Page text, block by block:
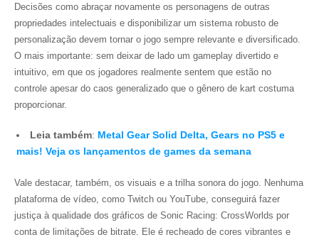
Decisões como abraçar novamente os personagens de outras
propriedades intelectuais e disponibilizar um sistema robusto de
personalização devem tornar o jogo sempre relevante e diversificado.
O mais importante: sem deixar de lado um gameplay divertido e
intuitivo, em que os jogadores realmente sentem que estão no
controle apesar do caos generalizado que o gênero de kart costuma
proporcionar.
Leia também: Metal Gear Solid Delta, Gears no PS5 e
mais! Veja os lançamentos de games da semana
Vale destacar, também, os visuais e a trilha sonora do jogo. Nenhuma
plataforma de vídeo, como Twitch ou YouTube, conseguirá fazer
justiça à qualidade dos gráficos de Sonic Racing: CrossWorlds por
conta de limitações de bitrate. Ele é recheado de cores vibrantes e